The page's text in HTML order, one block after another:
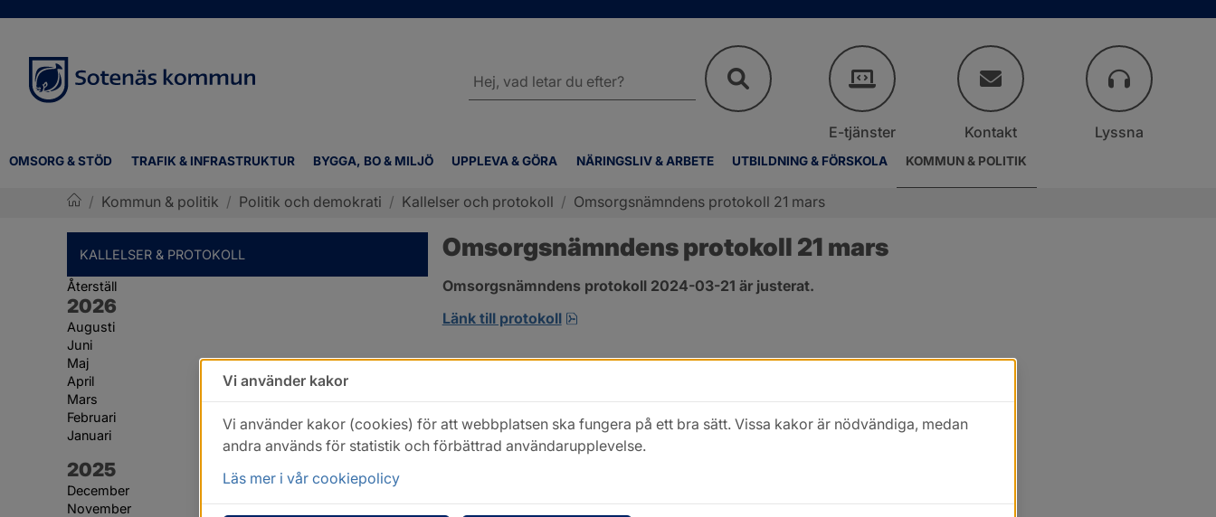
OMSORG & STÖD TRAFIK & INFRASTRUKTUR BYGGA, BO & MILJÖ UPPLEVA & GÖRA NÄRINGSLIV & ARBETE UTBILDNING & FÖRSKOLA KOMMUN & POLITIK
webbplatsen
E-tjänster Kontakt Lyssna
/ Kommun & politik / Politik och demokrati / Kallelser och protokoll / Omsorgsnämndens protokoll 21 mars
KALLELSER & PROTOKOLL
Återställ
År:
2026
Augusti
Juni
Maj
April
Mars
Februari
Januari
År:
2025
December
November
Omsorgsnämndens protokoll 21 mars
Omsorgsnämndens protokoll 2024-03-21 är justerat.
Länk till protokoll
pdf, 274.2 kB, öppnas i nytt fönster.
Vi använder kakor
Vi använder kakor (cookies) för att webbplatsen ska fungera på ett bra sätt. Vissa kakor är nödvändiga, medan
andra används för statistik och förbättrad användarupplevelse.
Läs mer i vår cookiepolicy